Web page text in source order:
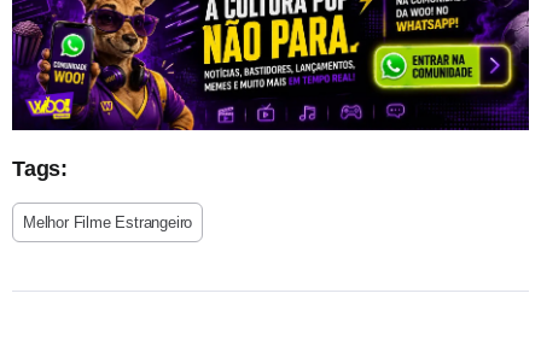
Tags:
Melhor Filme Estrangeiro